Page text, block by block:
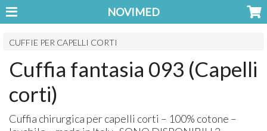
NOVIMED
CUFFIE PER CAPELLI CORTI
Cuffia fantasia 093 (Capelli
corti)
Cuffia chirurgica per capelli corti – 100% cotone –